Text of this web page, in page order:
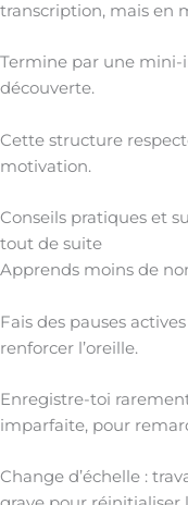
transcription, mais en
Termine par une
découverte.
Cette structure
motivation.
Conseils pratiques et
tout de suite
Apprends moins de
Fais des pauses
renforcer l’oreille.
Enregistre-toi
imparfaite, pour
Change d’échelle :